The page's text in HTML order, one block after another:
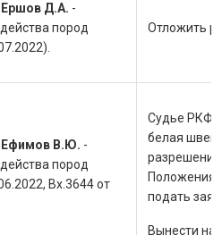
Ершов Д.А. -
пород
Отложить
Ефимов В.Ю. -
пород
Вх.3644 от
Судье РКФ-
белая
разрешении
Положения
подать
Вынести на